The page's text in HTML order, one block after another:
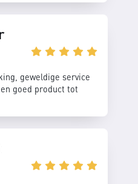
geweldige service
goed product tot